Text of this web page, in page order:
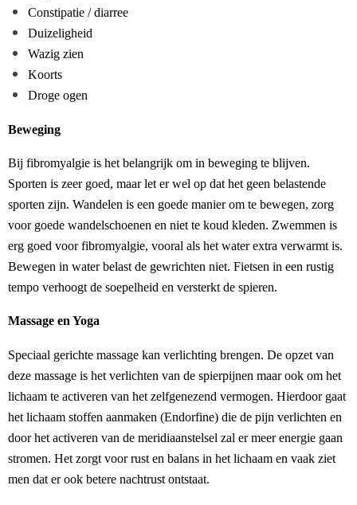
Constipatie / diarree
Duizeligheid
Wazig zien
Koorts
Droge ogen
Beweging
Bij fibromyalgie is het belangrijk om in beweging te blijven.
Sporten is zeer goed, maar let er wel op dat het geen belastende
sporten zijn. Wandelen is een goede manier om te bewegen, zorg
voor goede wandelschoenen en niet te koud kleden. Zwemmen is
erg goed voor fibromyalgie, vooral als het water extra verwarmt is.
Bewegen in water belast de gewrichten niet. Fietsen in een rustig
tempo verhoogt de soepelheid en versterkt de spieren.
Massage en Yoga
Speciaal gerichte massage kan verlichting brengen. De opzet van
deze massage is het verlichten van de spierpijnen maar ook om het
lichaam te activeren van het zelfgenezend vermogen. Hierdoor gaat
het lichaam stoffen aanmaken (Endorfine) die de pijn verlichten en
door het activeren van de meridiaanstelsel zal er meer energie gaan
stromen. Het zorgt voor rust en balans in het lichaam en vaak ziet
men dat er ook betere nachtrust ontstaat.